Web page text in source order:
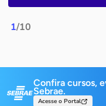
1/10
Confira cursos,
Sebrae.
Acesse o Portal